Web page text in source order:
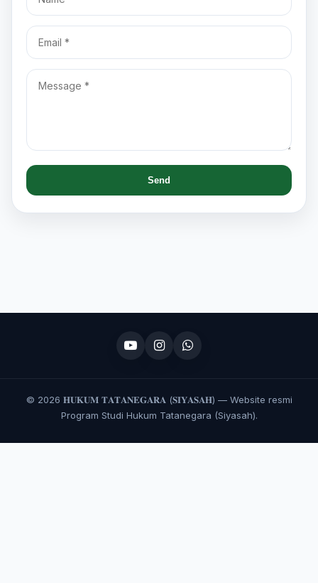
© 2026 𝐇𝐔𝐊𝐔𝐌 𝐓𝐀𝐓𝐀𝐍𝐄𝐆𝐀𝐑𝐀 (𝐒𝐈𝐘𝐀𝐒𝐀𝐇) — Website resmi
Program Studi Hukum Tatanegara (Siyasah).